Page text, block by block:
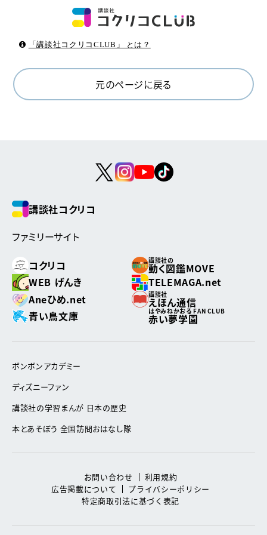
「講談社コクリコCLUB」 とは？
元のページに戻る
講談社コクリコ
ファミリーサイト
コクリコ
講談社の
動く図鑑MOVE
WEB げんき
TELEMAGA.net
Aneひめ.net
講談社
えほん通信
青い鳥文庫
はやみねかおる FAN CLUB
赤い夢学園
ボンボンアカデミー
ディズニーファン
講談社の学習まんが 日本の歴史
本とあそぼう 全国訪問おはなし隊
お問い合わせ
利用規約
広告掲載について
プライバシーポリシー
特定商取引法に基づく表記